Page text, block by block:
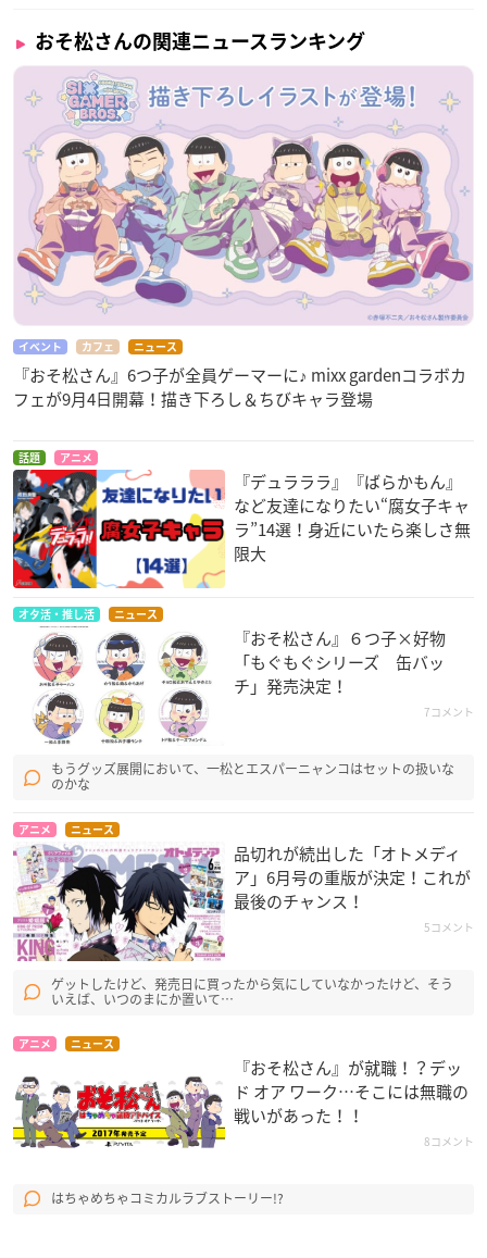
おそ松さんの関連ニュースランキング
イベント カフェ ニュース
『おそ松さん』6つ子が全員ゲーマーに♪ mixx gardenコラボカ
フェが9月4日開幕！描き下ろし＆ちびキャラ登場
話題 アニメ
『デュラララ』『ばらかもん』
など友達になりたい“腐女子キャ
ラ”14選！身近にいたら楽しさ無
限大
オタ活・推し活 ニュース
『おそ松さん』６つ子×好物
「もぐもぐシリーズ 缶バッ
チ」発売決定！
7コメント
もうグッズ展開において、一松とエスパーニャンコはセットの扱いな
のかな
アニメ ニュース
品切れが続出した「オトメディ
ア」6月号の重版が決定！これが
最後のチャンス！
5コメント
ゲットしたけど、発売日に買ったから気にしていなかったけど、そう
いえば、いつのまにか置いて…
アニメ ニュース
『おそ松さん』が就職！？デッ
ド オア ワーク…そこには無職の
戦いがあった！！
8コメント
はちゃめちゃコミカルラブストーリー!?